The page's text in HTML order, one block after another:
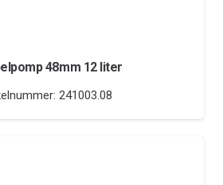
48mm 12 liter
241003.08